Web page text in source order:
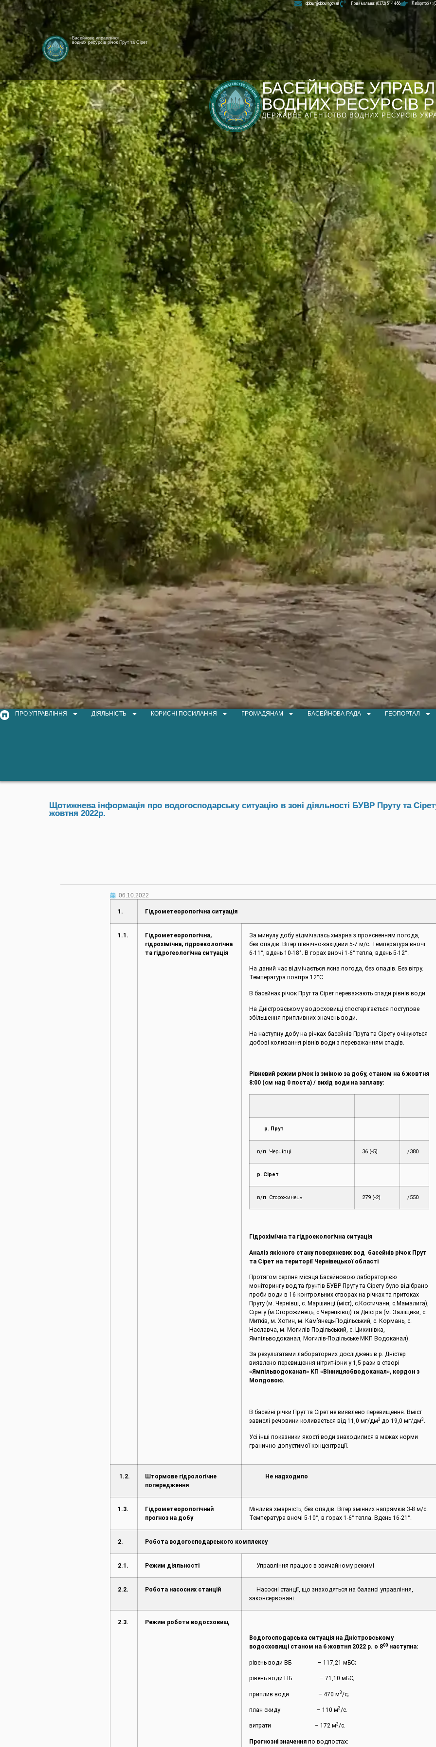
[newyear_garland]
Басейнове управління
водних ресурсів річок Прут та Сірет
Лабораторія:
dpbuvr@dpbuvr.gov.ua Приймальня: (0372) 51-14-56
БАСЕЙНОВЕ
ВОДНИХ РЕСУРСІВ
ДЕРЖАВНЕ АГЕНТСТВО ВОДНИХ РЕСУРСІВ
ПРО УПРАВЛІННЯ ДІЯЛЬНІСТЬ КОРИСНІ ПОСИЛАННЯ ГРОМАДЯНАМ БАСЕЙНОВА РАДА ГЕОПОРТАЛ
Щотижнева інформація про водогосподарську ситуацію в зоні діяльності БУВР Пруту та
жовтня 2022р.
06.10.2022
1. Гідрометеорологічна ситуація
1.1.
Гідрометеорологічна,
гідрохімічна, гідроекологічна
та гідрогеологічна ситуація
За минулу добу відмічалась хмарна з проясненням погода,
без опадів. Вітер північно-західний 5-7 м/с. Температура вночі
6-11°, вдень 10-18°. В горах вночі 1-6° тепла, вдень 5-12°.
На даний час відмічається ясна погода, без опадів. Без вітру.
Температура повітря 12°С.
В басейнах річок Прут та Сірет переважають спади рівнів води.
На Дністровському водосховищі спостерігається поступове
збільшення припливних значень води.
На наступну добу на річках басейнів Прута та Сірету очікуються
добові коливання рівнів води з переважанням спадів.
Рівневий режим річок із зміною за добу, станом на 6 жовтня
8:00 (см над 0 поста) / вихід води на заплаву:
р. Прут
в/п Чернівці 36 (-5) /380
р. Сірет
в/п Сторожинець 279 (-2) /550
Гідрохімічна та гідроекологічна ситуація
Аналіз якісного стану поверхневих вод басейнів річок Прут
та Сірет на території Чернівецької області
Протягом серпня місяця Басейновою лабораторією
моніторингу вод та ґрунтів БУВР Пруту та Сірету було відібрано
проби води в 16 контрольних створах на річках та притоках
Пруту (м. Чернівці, с. Маршинці (міст), с.Костичани, с.Мамалига),
Сірету (м.Сторожинець, с.Черепківці) та Дністра (м. Заліщики, с.
Митків, м. Хотин, м. Кам’янець-Подільський, с. Кормань, с.
Наславча, м. Могилів-Подільський, с. Цикинівка,
Ямпільводоканал, Могилів-Подільське МКП Водоканал).
За результатами лабораторних досліджень в р. Дністер
виявлено перевищення нітрит-іони у 1,5 рази в створі
«Ямпільводоканал» КП «Вінницяобводоканал», кордон з
Молдовою.
В басейні річки Прут та Сірет не виявлено перевищення. Вміст
завислі речовини коливається від 11,0 мг/дм3 до 19,0 мг/дм3 .
Усі інші показники якості води знаходилися в межах норми
гранично допустимої концентрації.
1.2.
Штормове гідрологічне
попередження
Не надходило
1.3.
Гідрометеорологічний
прогноз на добу
Мінлива хмарність, без опадів. Вітер змінних напрямків 3-8 м/с.
Температура вночі 5-10°, в горах 1-6° тепла. Вдень 16-21°.
2. Робота водогосподарського комплексу
2.1. Режим діяльності Управління працює в звичайному режимі
2.2. Робота насосних станцій
Насосні станції, що знаходяться на балансі управління,
законсервовані.
2.3. Режим роботи водосховищ
Водогосподарська ситуація на Дністровському
водосховищі станом на 6 жовтня 2022 р. о 800 наступна:
рівень води ВБ – 117,21 мБС;
рівень води НБ – 71,10 мБС;
приплив води – 470 м3 /с;
план скиду – 110 м3/с.
витрати – 172 м3/с.
Прогнозні значенняпо водпостах: